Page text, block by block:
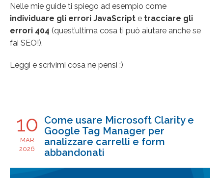
Nelle mie guide ti spiego ad esempio come
individuare gli errori JavaScript e tracciare gli
errori 404 (quest’ultima cosa ti può aiutare anche se
fai SEO!).
Leggi e scrivimi cosa ne pensi :)
10
MAR
2026
Come usare Microsoft Clarity e
Google Tag Manager per
analizzare carrelli e form
abbandonati